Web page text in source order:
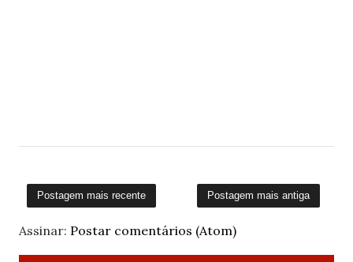
Postagem mais recente Postagem mais antiga
Assinar: Postar comentários (Atom)